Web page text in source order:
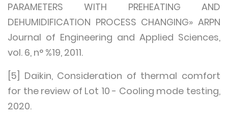
PARAMETERS WITH PREHEATING AND
DEHUMIDIFICATION PROCESS CHANGING» ARPN
Journal of Engineering and Applied Sciences,
vol. 6, n° %19, 2011.
[5] Daikin, Consideration of thermal comfort
for the review of Lot 10 - Cooling mode testing,
2020.